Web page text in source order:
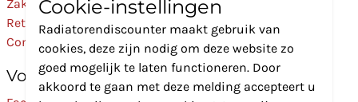
Zakelijk
Retourneren
Contact
Volg Ons
Cookie-instellingen
Radiatorendiscounter maakt gebruik van
cookies, deze zijn nodig om deze website zo
goed mogelijk te laten functioneren. Door
akkoord te gaan met deze melding accepteert u